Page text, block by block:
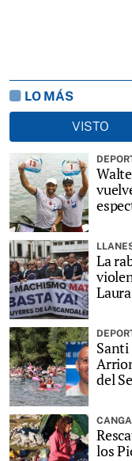
LO MÁS
VISTO
La
Santi
del
los